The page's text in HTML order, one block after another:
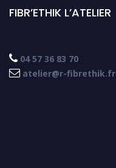
FIBR’ETHIK L’ATELIER
 04 57 36 83 70
 atelier@r-fibrethik.fr